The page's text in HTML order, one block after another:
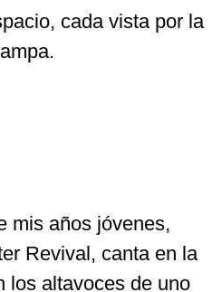
cada vista por la
mis años jóvenes,
Revival, canta en la
los altavoces de uno